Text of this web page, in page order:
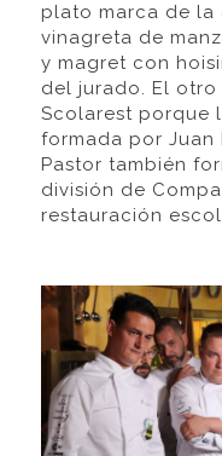
plato marca de la
vinagreta de
y magret con
del jurado. El
Scolarest porque
formada por Juan
Pastor también
división de
restauración